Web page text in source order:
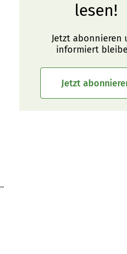
lesen!
Jetzt abonnieren
informiert
Jetzt